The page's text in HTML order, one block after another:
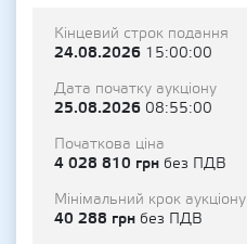
Кінцевий строк подання
24.08.2026 15:00:00
Дата початку аукціону
25.08.2026 08:55:00
Початкова ціна
4 028 810 грн без ПДВ
Мінімальний крок аукціону
40 288 грн без ПДВ